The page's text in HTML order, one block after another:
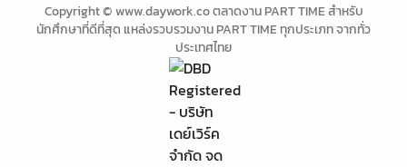
Copyright © www.daywork.co ตลาดงาน PART TIME สำหรับ
นักศึกษาที่ดีที่สุด แหล่งรวบรวมงาน PART TIME ทุกประเภท จากทั่ว
ประเทศไทย